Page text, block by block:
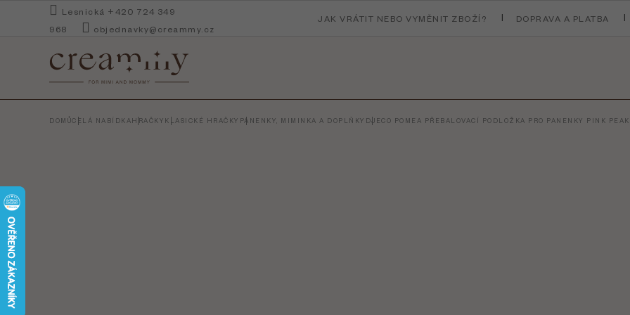
Lesnická +420 724 349
968
objednavky@creammy.cz
JAK VRÁTIT NEBO VYMĚNIT ZBOŽÍ? DOPRAVA A PLATBA
DOMŮCELÁ NABÍDKAHRAČKY KLASICKÉ HRAČKY PANENKY, MIMINKA A DOPLŇKY DJECO POMEA PŘEBALOVACÍ PODLOŽKA PRO PANENKY PINK PEAK